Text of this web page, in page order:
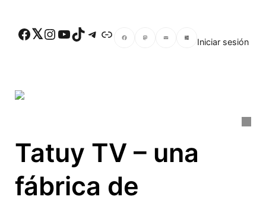
Facebook Twitter Instagram YouTube TikTok Telegram Enlace
Iniciar sesión
Tatuy TV – una
fábrica de